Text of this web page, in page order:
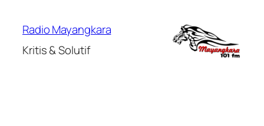
Radio Mayangkara
Kritis & Solutif